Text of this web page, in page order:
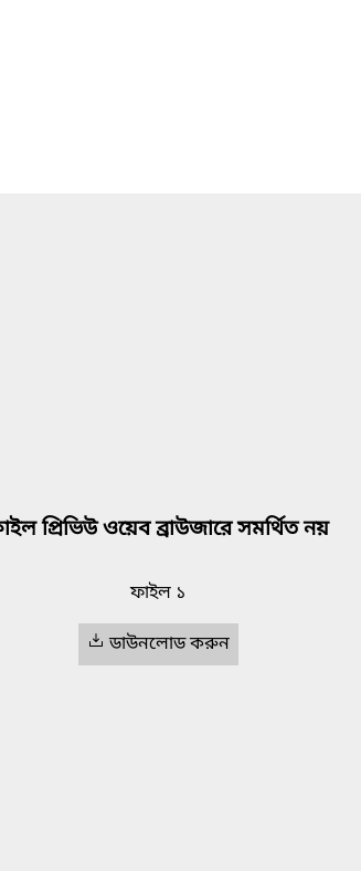
প্রিভিউ ওয়েব ব্রাউজারে সমর্থিত নয়
ফাইল ১
ডাউনলোড করুন